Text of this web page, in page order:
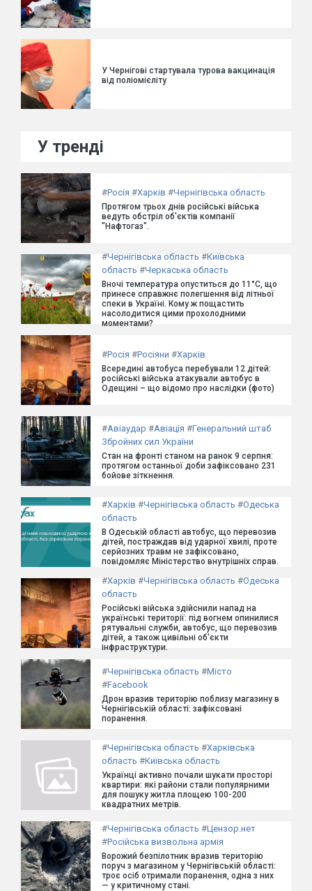
У Чернігові стартувала турова вакцинація
від поліомієліту
У тренді
#Росія #Харків #Чернігівська область
Протягом трьох днів російські війська
ведуть обстріл об'єктів компанії
"Нафтогаз".
#Чернігівська область #Київська
область #Черкаська область
Вночі температура опуститься до 11°C, що
принесе справжнє полегшення від літньої
спеки в Україні. Кому ж пощастить
насолодитися цими прохолодними
моментами?
#Росія #Росіяни #Харків
Всередині автобуса перебували 12 дітей:
російські війська атакували автобус в
Одещині – що відомо про наслідки (фото)
#Авіаудар #Авіація #Генеральний штаб
Збройних сил України
Стан на фронті станом на ранок 9 серпня:
протягом останньої доби зафіксовано 231
бойове зіткнення.
#Харків #Чернігівська область #Одеська
область
В Одеській області автобус, що перевозив
дітей, постраждав від ударної хвилі, проте
серйозних травм не зафіксовано,
повідомляє Міністерство внутрішніх справ.
#Харків #Чернігівська область #Одеська
область
Російські війська здійснили напад на
українські території: під вогнем опинилися
рятувальні служби, автобус, що перевозив
дітей, а також цивільні об'єкти
інфраструктури.
#Чернігівська область #Місто
#Facebook
Дрон вразив територію поблизу магазину в
Чернігівській області: зафіксовані
поранення.
#Чернігівська область #Харківська
область #Київська область
Українці активно почали шукати просторі
квартири: які райони стали популярними
для пошуку житла площею 100-200
квадратних метрів.
#Чернігівська область #Цензор.нет
#Російська визвольна армія
Ворожий безпілотник вразив територію
поруч з магазином у Чернігівській області:
троє осіб отримали поранення, одна з них
— у критичному стані.